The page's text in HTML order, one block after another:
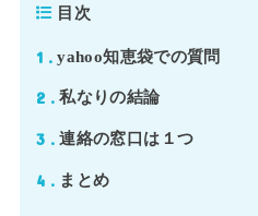
目次
1 yahoo知恵袋での質問
2 私なりの結論
3 連絡の窓口は１つ
4 まとめ